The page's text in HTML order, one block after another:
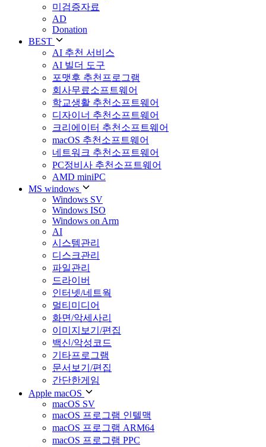
미검증자료
AD
Donation
BEST
AI 추천 서비스
AI 빌더 도구
포맷후 추천프로그램
회사무료소프트웨어
학교생활 추천소프트웨어
디자이너 추천소프트웨어
크리에이터 추천소프트웨어
macOS 추천소프트웨어
네트워크 추천소프트웨어
PC정비사 추천소프트웨어
AMD miniPC
MS windows
Windows SV
Windows ISO
Windows on Arm
AI
시스템관리
디스크관리
파일관리
드라이버
인터넷/네트웍
멀티미디어
화면/악세사리
이미지보기/편집
백신/악성코드
기타프로그램
문서보기/편집
간단한게임
Apple macOS
macOS SV
macOS 프로그램 인텔맥
macOS 프로그램 ARM64
macOS 프로그램 PPC